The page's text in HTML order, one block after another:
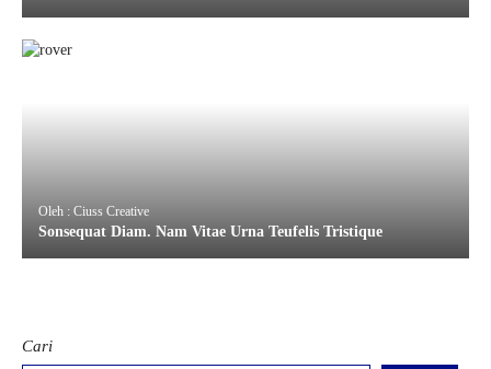
Oleh : Ciuss Creative
Sonsequat Diam. Nam Vitae Urna Teufelis Tristique
Cari